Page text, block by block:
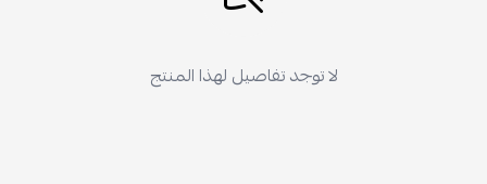
لا توجد تفاصيل لهذا المنتج